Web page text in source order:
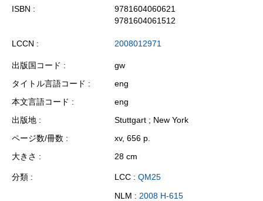
ISBN
9781604060621
9781604061512
LCCN 2008012971
出版国コード
gw
タイトル言語コード
eng
本文言語コード
eng
出版地
Stuttgart ; New York
ページ数/冊数
xv, 656 p.
大きさ
28 cm
分類 LCC : QM25
NLM : 2008 H-615